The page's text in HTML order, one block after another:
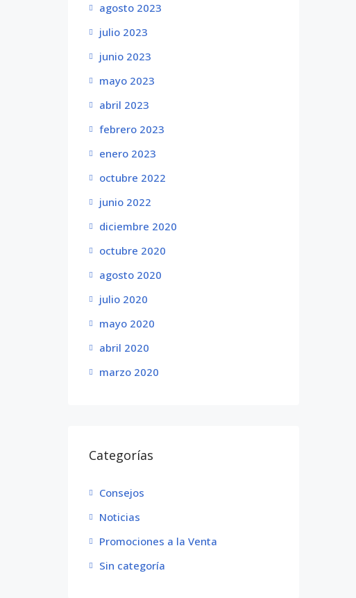
agosto 2023
julio 2023
junio 2023
mayo 2023
abril 2023
febrero 2023
enero 2023
octubre 2022
junio 2022
diciembre 2020
octubre 2020
agosto 2020
julio 2020
mayo 2020
abril 2020
marzo 2020
Categorías
Consejos
Noticias
Promociones a la Venta
Sin categoría